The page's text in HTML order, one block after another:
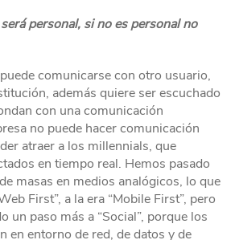
personal, si no es personal no
comunicarse con otro usuario,
además quiere ser escuchado
con una comunicación
no puede hacer comunicación
atraer a los millennials, que
en tiempo real. Hemos pasado
masas en medios analógicos, lo que
First”, a la era “Mobile First”, pero
un paso más a “Social”, porque los
en entorno de red, de datos y de